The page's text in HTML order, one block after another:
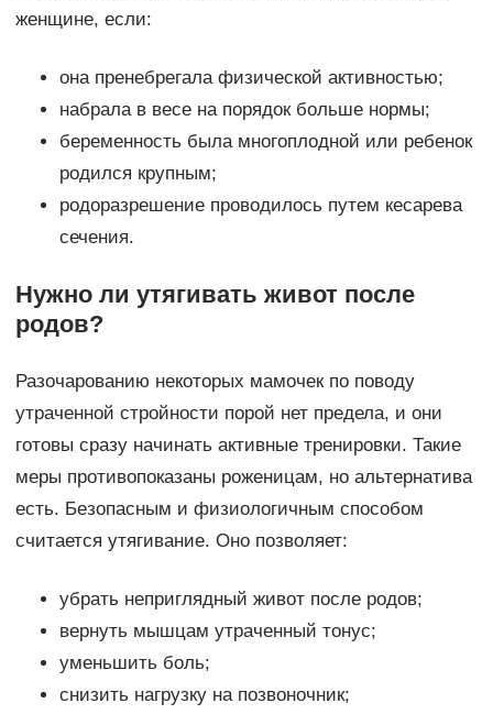
женщине, если:
она пренебрегала физической активностью;
набрала в весе на порядок больше нормы;
беременность была многоплодной или ребенок
родился крупным;
родоразрешение проводилось путем кесарева
сечения.
Нужно ли утягивать живот после
родов?
Разочарованию некоторых мамочек по поводу
утраченной стройности порой нет предела, и они
готовы сразу начинать активные тренировки. Такие
меры противопоказаны роженицам, но альтернатива
есть. Безопасным и физиологичным способом
считается утягивание. Оно позволяет:
убрать неприглядный живот после родов;
вернуть мышцам утраченный тонус;
уменьшить боль;
снизить нагрузку на позвоночник;